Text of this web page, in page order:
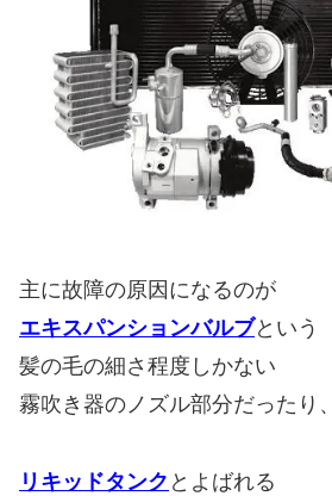
主に故障の原因になるのが
エキスパンションバルブという
髪の毛の細さ程度しかない
霧吹き器のノズル部分だったり、
リキッドタンク とよばれる